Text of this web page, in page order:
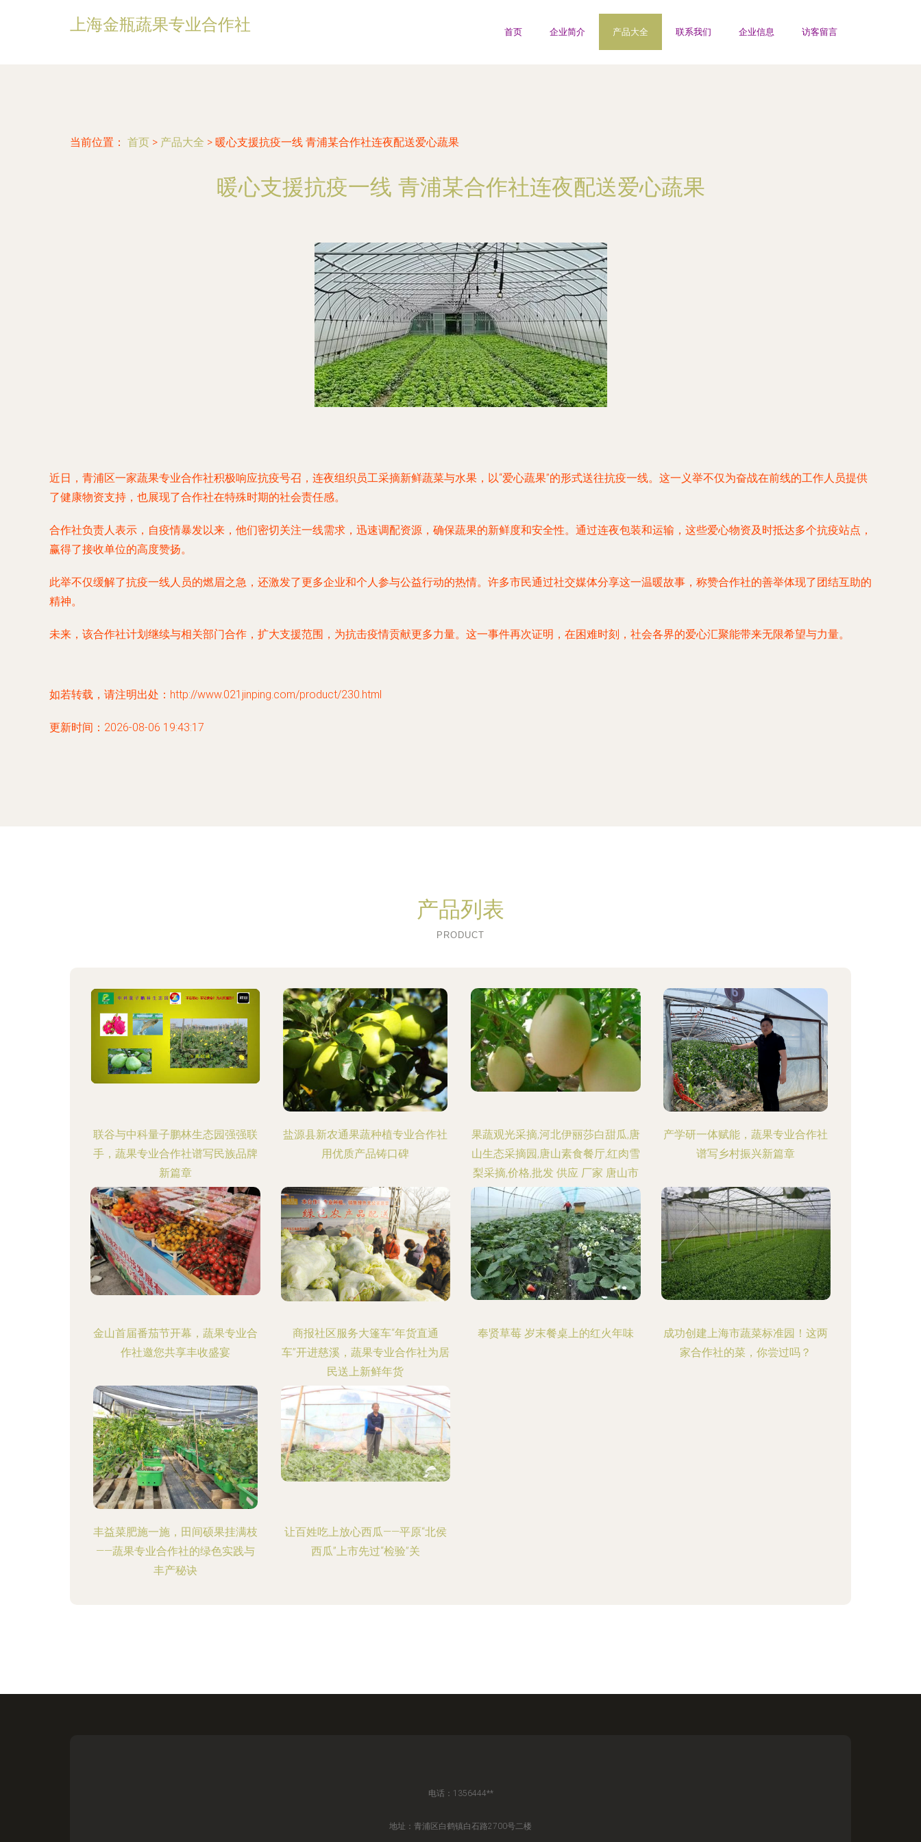
上海金瓶蔬果专业合作社 首页 企业简介 产品大全 联系我们 企业信息 访客留言
当前位置： 首页 > 产品大全 > 暖心支援抗疫一线 青浦某合作社连夜配送爱心蔬果
暖心支援抗疫一线 青浦某合作社连夜配送爱心蔬果
近日，青浦区一家蔬果专业合作社积极响应抗疫号召，连夜组织员工采摘新鲜蔬菜与水果，以“爱心蔬果”的形式送往抗疫一线。这一义举不仅为奋战在前线的工作人员提供
了健康物资支持，也展现了合作社在特殊时期的社会责任感。
合作社负责人表示，自疫情暴发以来，他们密切关注一线需求，迅速调配资源，确保蔬果的新鲜度和安全性。通过连夜包装和运输，这些爱心物资及时抵达多个抗疫站点，
赢得了接收单位的高度赞扬。
此举不仅缓解了抗疫一线人员的燃眉之急，还激发了更多企业和个人参与公益行动的热情。许多市民通过社交媒体分享这一温暖故事，称赞合作社的善举体现了团结互助的
精神。
未来，该合作社计划继续与相关部门合作，扩大支援范围，为抗击疫情贡献更多力量。这一事件再次证明，在困难时刻，社会各界的爱心汇聚能带来无限希望与力量。
如若转载，请注明出处：http://www.021jinping.com/product/230.html
更新时间：2026-08-06 19:43:17
产品列表
PRODUCT
联谷与中科量子鹏林生态园强强联
手，蔬果专业合作社谱写民族品牌
新篇章
盐源县新农通果蔬种植专业合作社
用优质产品铸口碑
果蔬观光采摘,河北伊丽莎白甜瓜,唐
山生态采摘园,唐山素食餐厅,红肉雪
梨采摘,价格,批发 供应 厂家 唐山市
路北区亚栋果蔬农民专业合作社 一
大把
产学研一体赋能，蔬果专业合作社
谱写乡村振兴新篇章
金山首届番茄节开幕，蔬果专业合
作社邀您共享丰收盛宴
商报社区服务大篷车“年货直通
车”开进慈溪，蔬果专业合作社为居
民送上新鲜年货
奉贤草莓 岁末餐桌上的红火年味
成功创建上海市蔬菜标准园！这两
家合作社的菜，你尝过吗？
丰益菜肥施一施，田间硕果挂满枝
——蔬果专业合作社的绿色实践与
丰产秘诀
让百姓吃上放心西瓜——平原“北侯
西瓜”上市先过“检验”关
电话：1356444**
地址：青浦区白鹤镇白石路2700号二楼